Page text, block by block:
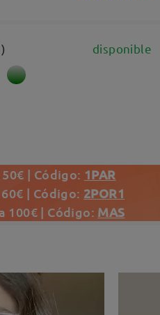
disponible
| Código: 1PAR
| Código: 2POR1
100€ | Código: MAS